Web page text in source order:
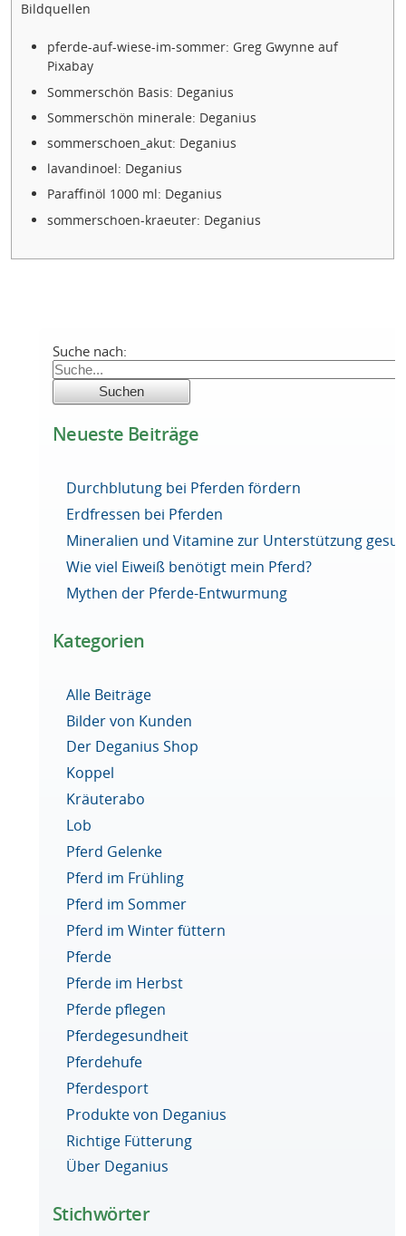
Bildquellen
pferde-auf-wiese-im-sommer: Greg Gwynne auf
Pixabay
Sommerschön Basis: Deganius
Sommerschön minerale: Deganius
sommerschoen_akut: Deganius
lavandinoel: Deganius
Paraffinöl 1000 ml: Deganius
sommerschoen-kraeuter: Deganius
Suche nach:
Neueste Beiträge
Durchblutung bei Pferden fördern
Erdfressen bei Pferden
Mineralien und Vitamine zur Unterstützung
Wie viel Eiweiß benötigt mein Pferd?
Mythen der Pferde-Entwurmung
Kategorien
Alle Beiträge
Bilder von Kunden
Der Deganius Shop
Koppel
Kräuterabo
Lob
Pferd Gelenke
Pferd im Frühling
Pferd im Sommer
Pferd im Winter füttern
Pferde
Pferde im Herbst
Pferde pflegen
Pferdegesundheit
Pferdehufe
Pferdesport
Produkte von Deganius
Richtige Fütterung
Über Deganius
Stichwörter